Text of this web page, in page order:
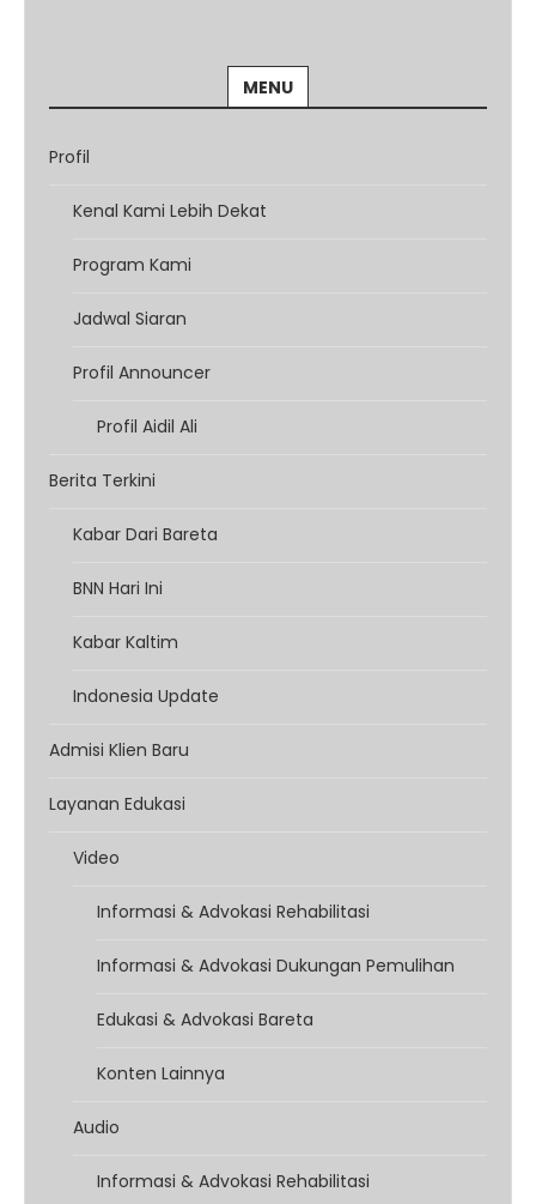
MENU
Profil
Kenal Kami Lebih Dekat
Program Kami
Jadwal Siaran
Profil Announcer
Profil Aidil Ali
Berita Terkini
Kabar Dari Bareta
BNN Hari Ini
Kabar Kaltim
Indonesia Update
Admisi Klien Baru
Layanan Edukasi
Video
Informasi & Advokasi Rehabilitasi
Informasi & Advokasi Dukungan Pemulihan
Edukasi & Advokasi Bareta
Konten Lainnya
Audio
Informasi & Advokasi Rehabilitasi